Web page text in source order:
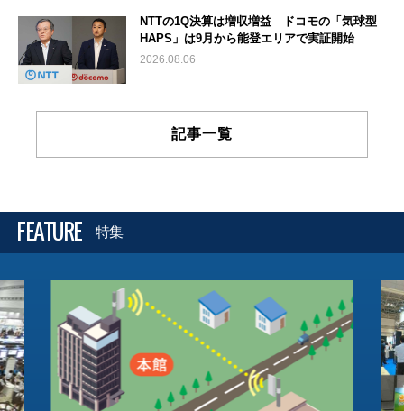
NTTの1Q決算は増収増益 ドコモの「気球型
HAPS」は9月から能登エリアで実証開始
2026.08.06
記事一覧
FEATURE 特集